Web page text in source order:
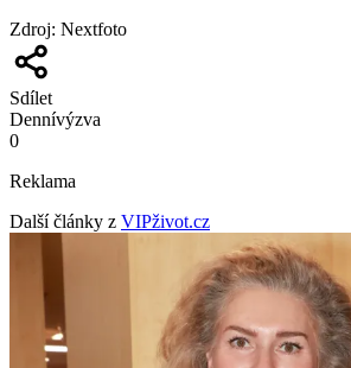
Zdroj: Nextfoto
Sdílet
Dennívýzva
0
Reklama
Další články z VIPživot.cz